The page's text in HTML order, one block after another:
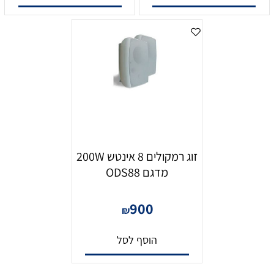
זוג רמקולים 8 אינטש 200W
מדגם ODS88
₪900
הוסף לסל